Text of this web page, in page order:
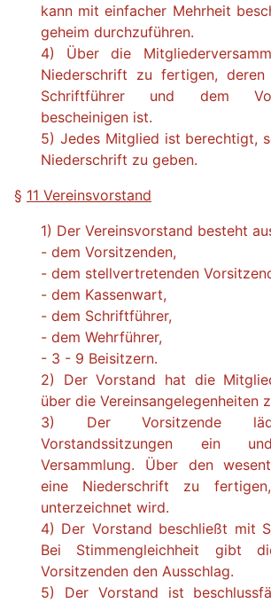
kann mit einfacher Mehrheit
geheim durchzuführen.
4) Über die
Niederschrift zu fertigen,
Schriftführer und dem
bescheinigen ist.
5) Jedes Mitglied ist berechtigt,
Niederschrift zu geben.
§ 11 Vereinsvorstand
1) Der Vereinsvorstand besteht
- dem Vorsitzenden,
- dem stellvertretenden
- dem Kassenwart,
- dem Schriftführer,
- dem Wehrführer,
- 3 - 9 Beisitzern.
2) Der Vorstand hat die
über die Vereinsangelegenheiten
3) Der Vorsitzende
Vorstandssitzungen ein
Versammlung. Über den
eine Niederschrift zu
unterzeichnet wird.
4) Der Vorstand beschließt mit
Bei Stimmengleichheit gibt
Vorsitzenden den Ausschlag.
5) Der Vorstand ist